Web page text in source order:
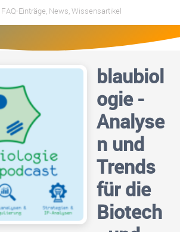
blaubiol
ogie -
Analyse
n und
Trends
für die
Biotech